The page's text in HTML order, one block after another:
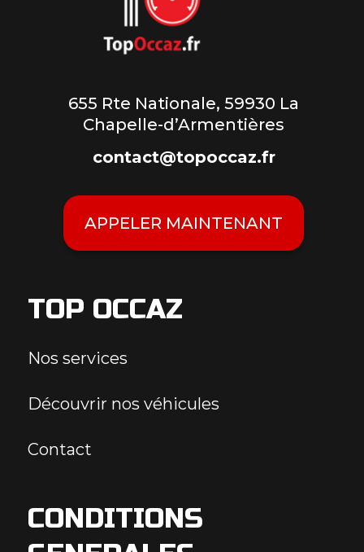
655 Rte Nationale, 59930 La
Chapelle-d’Armentières
contact@topoccaz.fr
APPELER MAINTENANT
TOP OCCAZ
Nos services
Découvrir nos véhicules
Contact
CONDITIONS